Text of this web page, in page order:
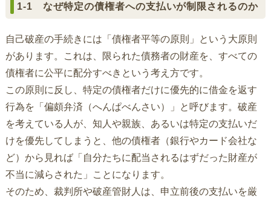
1-1 なぜ特定の債権者への支払いが制限されるのか
自己破産の手続きには「債権者平等の原則」という大原則
があります。これは、限られた債務者の財産を、すべての
債権者に公平に配分すべきという考え方です。
この原則に反し、特定の債権者だけに優先的に借金を返す
行為を「偏頗弁済（へんぱべんさい）」と呼びます。破産
を考えている人が、知人や親族、あるいは特定の支払いだ
けを優先してしまうと、他の債権者（銀行やカード会社な
ど）から見れば「自分たちに配当されるはずだった財産が
不当に減らされた」ことになります。
そのため、裁判所や破産管財人は、申立前後の支払いを厳